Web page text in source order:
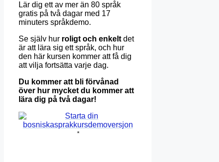
Lär dig ett av mer än 80 språk
gratis på två dagar med 17
minuters språkdemo.
Se själv hur roligt och enkelt det
är att lära sig ett språk, och hur
den här kursen kommer att få dig
att vilja fortsätta varje dag.
Du kommer att bli förvånad
över hur mycket du kommer att
lära dig på två dagar!
*